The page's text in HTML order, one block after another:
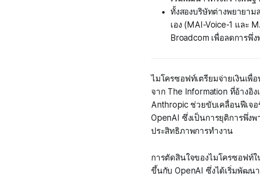
ทั้งสองบริษัทต่างพยายา
เอง (MAI-Voice-1 และ
Broadcom เพื่อลดการพึ่
ไมโครซอฟท์เตรียมจ่ายเงินเ
จาก The Information ที่อ้างอิ
Anthropic ช่วยขับเคลื่อนฟีเจ
OpenAI ซึ่งเป็นการยุติการพึ่ง
ประสิทธิภาพการทำงาน
การตัดสินใจของไมโครซอฟท์
ขึ้นกับ OpenAI ซึ่งได้เริ่มพัฒน